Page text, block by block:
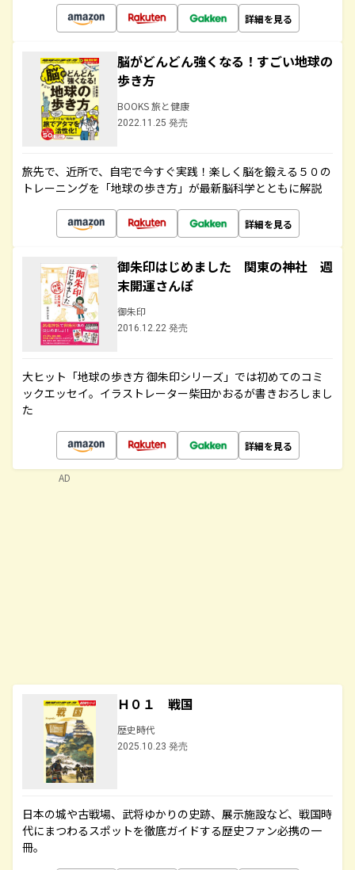
詳細を見る
脳がどんどん強くなる！すごい地球の
歩き方
BOOKS 旅と健康
2022.11.25 発売
旅先で、近所で、自宅で今すぐ実践！楽しく脳を鍛える５０の
トレーニングを「地球の歩き方」が最新脳科学とともに解説
詳細を見る
御朱印はじめました 関東の神社 週
末開運さんぽ
御朱印
2016.12.22 発売
大ヒット「地球の歩き方 御朱印シリーズ」では初めてのコミ
ックエッセイ。イラストレーター柴田かおるが書きおろしまし
た
詳細を見る
Ｈ０１ 戦国
歴史時代
2025.10.23 発売
日本の城や古戦場、武将ゆかりの史跡、展示施設など、戦国時
代にまつわるスポットを徹底ガイドする歴史ファン必携の一
冊。
AD